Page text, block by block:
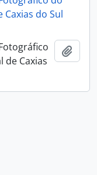
Caxias do Sul
de Caxias